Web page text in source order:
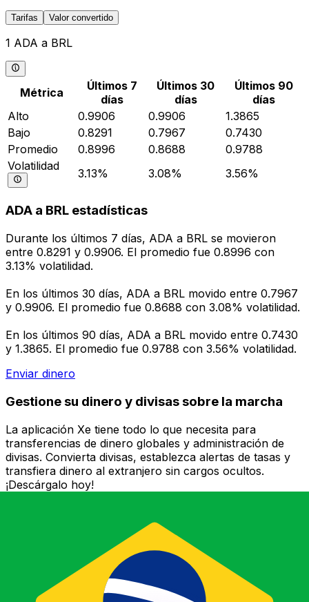
Tarifas Valor convertido
1 ADA a BRL
Métrica
Últimos 7
días
Últimos 30
días
Últimos 90
días
Alto
0.9906 0.9906
1.3865
Bajo
0.8291 0.7967
0.7430
Promedio
0.8996 0.8688
0.9788
Volatilidad
3.13% 3.08% 3.56%
ADA a BRL estadísticas
Durante los últimos 7 días, ADA a BRL se movieron
entre 0.8291 y 0.9906. El promedio fue 0.8996 con
3.13% volatilidad.
En los últimos 30 días, ADA a BRL movido entre 0.7967
y 0.9906. El promedio fue 0.8688 con 3.08% volatilidad.
En los últimos 90 días, ADA a BRL movido entre 0.7430
y 1.3865. El promedio fue 0.9788 con 3.56% volatilidad.
Enviar dinero
Gestione su dinero y divisas sobre la marcha
La aplicación Xe tiene todo lo que necesita para
transferencias de dinero globales y administración de
divisas. Convierta divisas, establezca alertas de tasas y
transfiera dinero al extranjero sin cargos ocultos.
¡Descárgalo hoy!